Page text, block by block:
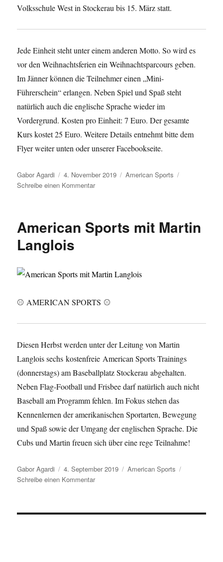
Volksschule West in Stockerau bis 15. März statt.
Jede Einheit steht unter einem anderen Motto. So wird es
vor den Weihnachtsferien ein Weihnachtsparcours geben.
Im Jänner können die Teilnehmer einen „Mini-
Führerschein“ erlangen. Neben Spiel und Spaß steht
natürlich auch die englische Sprache wieder im
Vordergrund. Kosten pro Einheit: 7 Euro. Der gesamte
Kurs kostet 25 Euro. Weitere Details entnehmt bitte dem
Flyer weiter unten oder unserer Facebookseite.
Autor
Gabor Agardi
Veröffentlicht
am
4. November 2019 Kategorien
American Sports
Schreibe einen Kommentarzu
mit
Martin
American Sports mit Martin
Langlois
⚾️ AMERICAN SPORTS ⚾️
Diesen Herbst werden unter der Leitung von Martin
Langlois sechs kostenfreie American Sports Trainings
(donnerstags) am Baseballplatz Stockerau abgehalten.
Neben Flag-Football und Frisbee darf natürlich auch nicht
Baseball am Programm fehlen. Im Fokus stehen das
Kennenlernen der amerikanischen Sportarten, Bewegung
und Spaß sowie der Umgang der englischen Sprache. Die
Cubs und Martin freuen sich über eine rege Teilnahme!
Autor
Gabor Agardi
Veröffentlicht
am
4. September 2019 Kategorien
American Sports
Schreibe einen Kommentarzu
mit